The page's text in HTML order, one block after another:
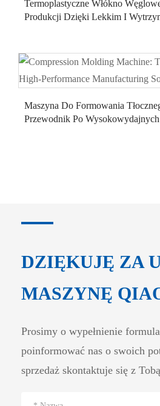
Termoplastyczne Włókno
Produkcji Dzięki Lekkim I
Maszyna Do Formowania
Przewodnik Po
DZIĘKUJĘ ZA
MASZYNĘ
Prosimy o wypełnienie
poinformować nas o swoich
sprzedaż skontaktuje się z